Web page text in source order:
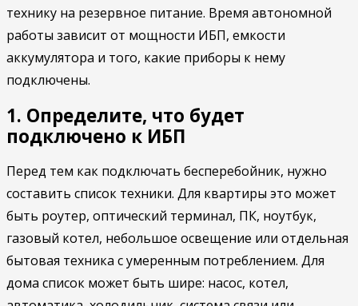
технику на резервное питание. Время автономной
работы зависит от мощности ИБП, емкости
аккумулятора и того, какие приборы к нему
подключены.
1. Определите, что будет
подключено к ИБП
Перед тем как подключать бесперебойник, нужно
составить список техники. Для квартиры это может
быть роутер, оптический терминал, ПК, ноутбук,
газовый котел, небольшое освещение или отдельная
бытовая техника с умеренным потреблением. Для
дома список может быть шире: насос, котел,